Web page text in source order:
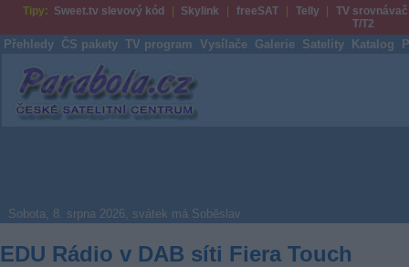
Tipy: Sweet.tv slevový kód Skylink freeSAT Telly
TV srovnávač
T/T2
Přehledy ČS pakety TV program Vysílače Galerie Satelity Katalog
Parabola.cz
Sobota, 8. srpna 2026, svátek má Soběslav
EDU Rádio v DAB síti Fiera Touch